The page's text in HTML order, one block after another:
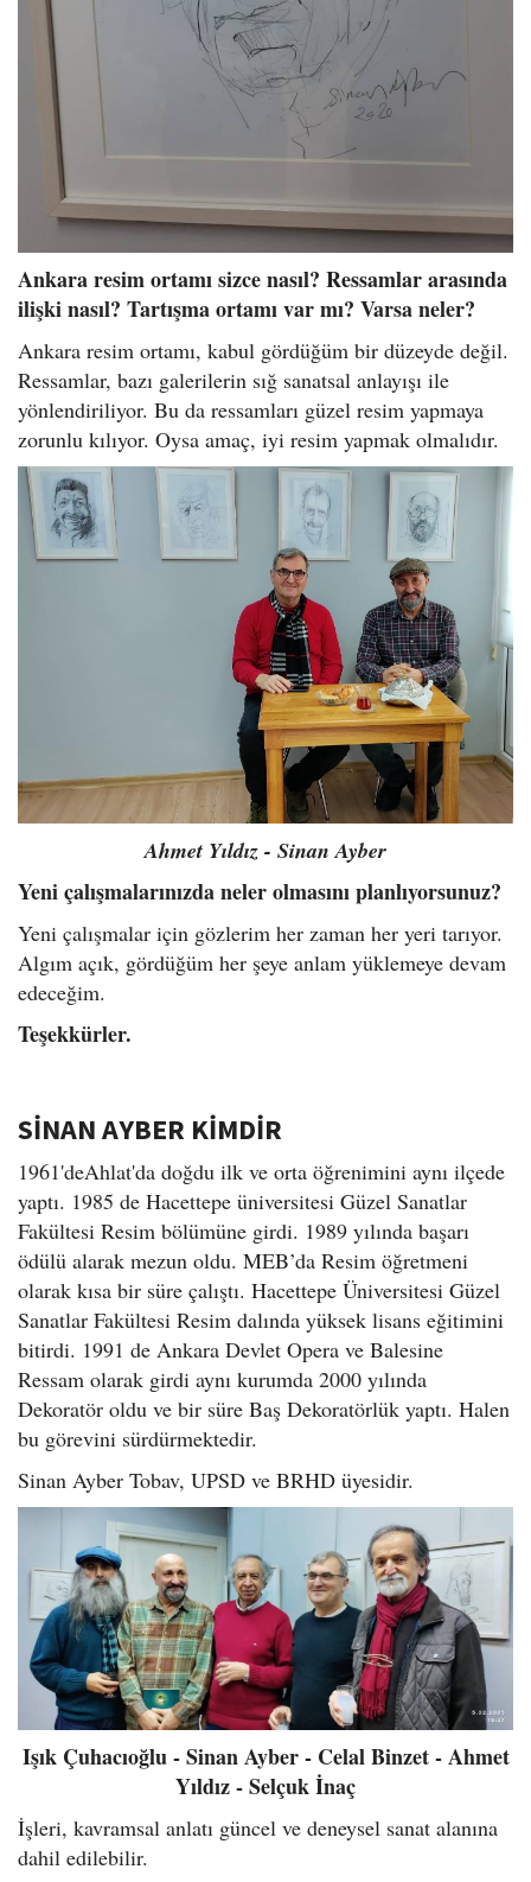
Ankara resim ortamı sizce nasıl? Ressamlar arasında
ilişki nasıl? Tartışma ortamı var mı? Varsa neler?
Ankara resim ortamı, kabul gördüğüm bir düzeyde değil.
Ressamlar, bazı galerilerin sığ sanatsal anlayışı ile
yönlendiriliyor. Bu da ressamları güzel resim yapmaya
zorunlu kılıyor. Oysa amaç, iyi resim yapmak olmalıdır.
Ahmet Yıldız - Sinan Ayber
Yeni çalışmalarınızda neler olmasını planlıyorsunuz?
Yeni çalışmalar için gözlerim her zaman her yeri tarıyor.
Algım açık, gördüğüm her şeye anlam yüklemeye devam
edeceğim.
Teşekkürler.
SİNAN AYBER KİMDİR
1961'deAhlat'da doğdu ilk ve orta öğrenimini aynı ilçede
yaptı. 1985 de Hacettepe üniversitesi Güzel Sanatlar
Fakültesi Resim bölümüne girdi. 1989 yılında başarı
ödülü alarak mezun oldu. MEB’da Resim öğretmeni
olarak kısa bir süre çalıştı. Hacettepe Üniversitesi Güzel
Sanatlar Fakültesi Resim dalında yüksek lisans eğitimini
bitirdi. 1991 de Ankara Devlet Opera ve Balesine
Ressam olarak girdi aynı kurumda 2000 yılında
Dekoratör oldu ve bir süre Baş Dekoratörlük yaptı. Halen
bu görevini sürdürmektedir.
Sinan Ayber Tobav, UPSD ve BRHD üyesidir.
Işık Çuhacıoğlu - Sinan Ayber - Celal Binzet - Ahmet
Yıldız - Selçuk İnaç
İşleri, kavramsal anlatı güncel ve deneysel sanat alanına
dahil edilebilir.